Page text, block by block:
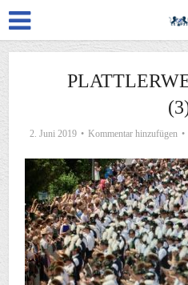
2. Juni 2019 Kommentar hinzufügen